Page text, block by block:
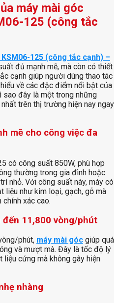
máy mài góc
125 (công tắc
125 (công tắc cạnh) –
đủ mạnh mẽ, mà còn có thiết
cạnh giúp người dùng thao tác
về các đặc điểm nổi bật của
sao đây là một trong những
trên thị trường hiện nay ngay
mẽ cho công việc đa
có công suất 850W, phù hợp
thường trong gia đình hoặc
nhỏ. Với công suất này, máy có
liệu như kim loại, gạch, gỗ mà
xác cao.
11,800 vòng/phút
phút, máy mài góc giúp quá
và mượt mà. Đây là tốc độ lý
cứng mà không gây hiện
nhàng